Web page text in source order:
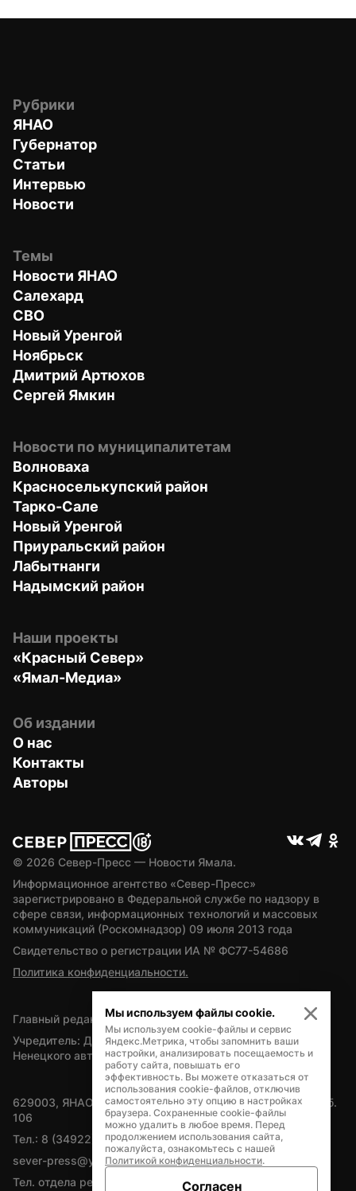
Рубрики
ЯНАО
Губернатор
Статьи
Интервью
Новости
Темы
Новости ЯНАО
Салехард
СВО
Новый Уренгой
Ноябрьск
Дмитрий Артюхов
Сергей Ямкин
Новости по муниципалитетам
Волноваха
Красноселькупский район
Тарко-Сале
Новый Уренгой
Приуральский район
Лабытнанги
Надымский район
Наши проекты
«Красный Север»
«Ямал-Медиа»
Об издании
О нас
Контакты
Авторы
© 2026 Север-Пресс — Новости Ямала.
Информационное агентство «Север-Пресс»
зарегистрировано в Федеральной службе по надзору в
сфере связи, информационных технологий и массовых
коммуникаций (Роскомнадзор) 09 июля 2013 года
Свидетельство о регистрации ИА № ФС77-54686
Политика конфиденциальности.
Главный редактор — А.Л. Поздеев
Учредитель: Департамент внутренней политики Ямало-
Ненецкого автономного округа
629003, ЯНАО, Салехард, мкр. Богдана Кнунянца, д.1, каб.
106
Тел.: 8 (34922) 71262
sever-press@yamal-media.ru
Тел. отдела рекламы: 8 (34922) 42728
Мы используем файлы cookie.
Мы используем cookie-файлы и сервис
Яндекс.Метрика, чтобы запомнить ваши
настройки, анализировать посещаемость и
работу сайта, повышать его
эффективность. Вы можете отказаться от
использования cookie-файлов, отключив
самостоятельно эту опцию в настройках
браузера. Сохраненные cookie-файлы
можно удалить в любое время. Перед
продолжением использования сайта,
пожалуйста, ознакомьтесь с нашей
Политикой конфиденциальности.
Согласен